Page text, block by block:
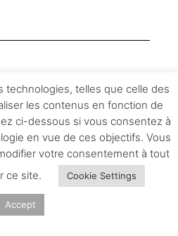
SIAO78
SIAO78 – MAI 2023
du SIAO78 – 2023 /
technologies, telles que celle des
les contenus en fonction de
ci-dessous si vous consentez à
en vue de ces objectifs. Vous
votre consentement à tout
ce site.
Cookie Settings
Accept